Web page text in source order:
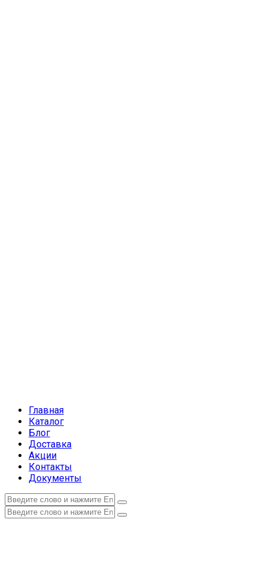
Главная
Каталог
Блог
Доставка
Акции
Контакты
Документы